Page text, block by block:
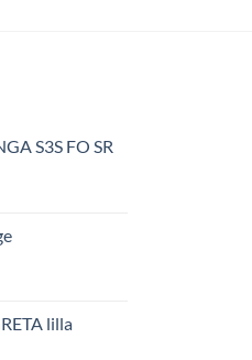
S3S FO SR
lilla